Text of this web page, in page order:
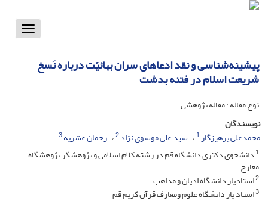
Toggle
پیشینه‌شناسی و نقد ادعاهای سران بهائیّت درباره نَسخ
شریعت اسلام در فتنه بدشت
نوع مقاله : مقاله پژوهشی
نویسندگان
محمدعلی پرهیزگار1 سید علی موسوی نژاد2 رحمان عشریه3
1دانشجوی دکتری دانشگاه قم در رشته کلام اسلامی و پژوهشگر پژوهشگاه
معارج
2استادیار دانشگاه ادیان و مذاهب
3استاد یار دانشگاه علوم ومعارف قرآن کریم قم